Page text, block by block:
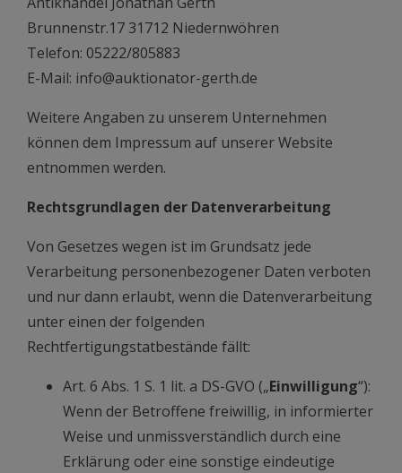
Brunnenstr.17 31712 Niedernwöhren
Telefon: 05222/805883
E-Mail: info@auktionator-gerth.de
Weitere Angaben zu unserem Unternehmen
können dem Impressum auf unserer Website
entnommen werden.
Rechtsgrundlagen der Datenverarbeitung
Von Gesetzes wegen ist im Grundsatz jede
Verarbeitung personenbezogener Daten verboten
und nur dann erlaubt, wenn die Datenverarbeitung
unter einen der folgenden
Rechtfertigungstatbestände fällt:
Art. 6 Abs. 1 S. 1 lit. a DS-GVO („Einwilligung“):
Wenn der Betroffene freiwillig, in informierter
Weise und unmissverständlich durch eine
Erklärung oder eine sonstige eindeutige